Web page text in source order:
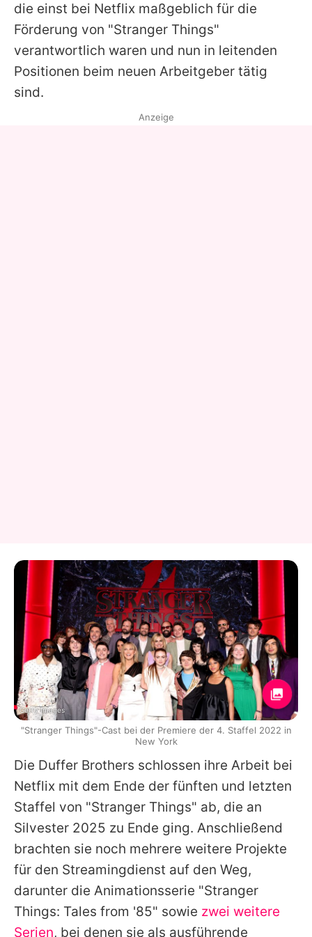
die einst bei Netflix maßgeblich für die
Förderung von "Stranger Things"
verantwortlich waren und nun in leitenden
Positionen beim neuen Arbeitgeber tätig
sind.
Die Duffer Brothers schlossen ihre Arbeit bei
Netflix mit dem Ende der fünften und letzten
Staffel von "Stranger Things" ab, die an
Silvester 2025 zu Ende ging. Anschließend
brachten sie noch mehrere weitere Projekte
für den Streamingdienst auf den Weg,
darunter die Animationsserie "Stranger
Things: Tales from '85" sowie zwei weitere
Serien, bei denen sie als ausführende
Anzeige
Getty Images
"Stranger Things"-Cast bei der Premiere der 4. Staffel 2022 in
New York